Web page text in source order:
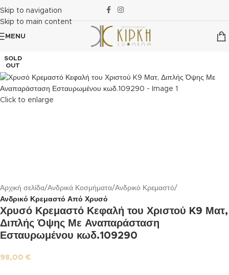
Skip to navigation
Skip to main content
MENU
SOLD
OUT
Click to enlarge
Αρχική σελίδα Ανδρικά Κοσμήματα Ανδρικό Κρεμαστό
Ανδρικό Κρεμαστό Από Χρυσό
Χρυσό Κρεμαστό Κεφαλή του Χριστού K9 Ματ,
Διπλής Όψης Με Αναπαράσταση
Εσταυρωμένου κωδ.109290
98,00 €